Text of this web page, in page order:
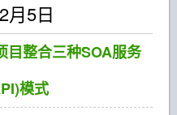
月5日
整合三种SOA服务
模式